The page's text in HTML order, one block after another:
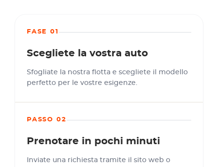
FASE 01
Scegliete la vostra auto
Sfogliate la nostra flotta e scegliete il modello
perfetto per le vostre esigenze.
PASSO 02
Prenotare in pochi minuti
Inviate una richiesta tramite il sito web o